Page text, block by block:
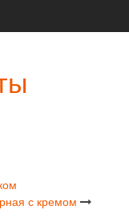
с кремом